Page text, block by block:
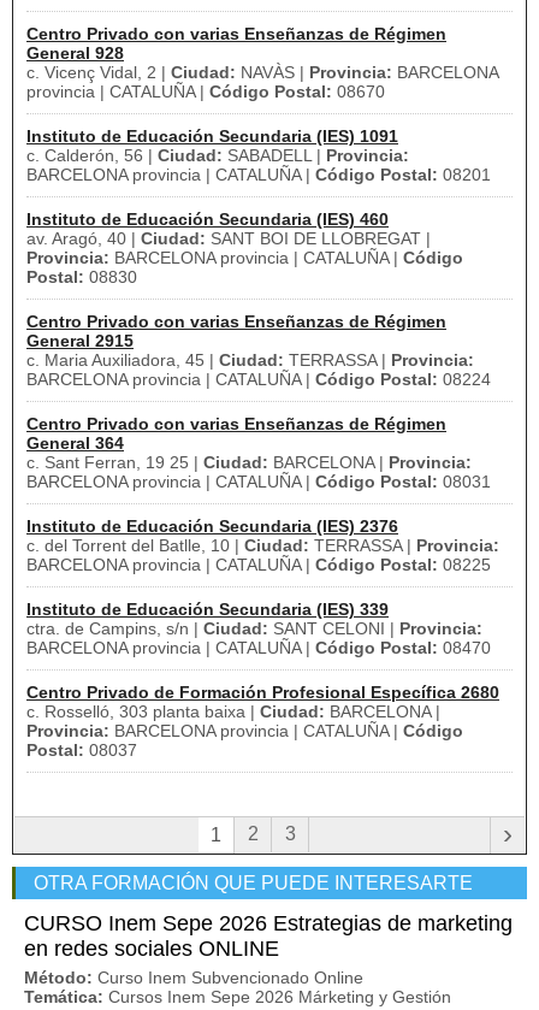
Centro Privado con varias Enseñanzas de Régimen
General 928
c. Vicenç Vidal, 2 | Ciudad: NAVÀS | Provincia: BARCELONA
provincia | CATALUÑA | Código Postal: 08670
Instituto de Educación Secundaria (IES) 1091
c. Calderón, 56 | Ciudad: SABADELL | Provincia:
BARCELONA provincia | CATALUÑA | Código Postal: 08201
Instituto de Educación Secundaria (IES) 460
av. Aragó, 40 | Ciudad: SANT BOI DE LLOBREGAT |
Provincia: BARCELONA provincia | CATALUÑA | Código
Postal: 08830
Centro Privado con varias Enseñanzas de Régimen
General 2915
c. Maria Auxiliadora, 45 | Ciudad: TERRASSA | Provincia:
BARCELONA provincia | CATALUÑA | Código Postal: 08224
Centro Privado con varias Enseñanzas de Régimen
General 364
c. Sant Ferran, 19 25 | Ciudad: BARCELONA | Provincia:
BARCELONA provincia | CATALUÑA | Código Postal: 08031
Instituto de Educación Secundaria (IES) 2376
c. del Torrent del Batlle, 10 | Ciudad: TERRASSA | Provincia:
BARCELONA provincia | CATALUÑA | Código Postal: 08225
Instituto de Educación Secundaria (IES) 339
ctra. de Campins, s/n | Ciudad: SANT CELONI | Provincia:
BARCELONA provincia | CATALUÑA | Código Postal: 08470
Centro Privado de Formación Profesional Específica 2680
c. Rosselló, 303 planta baixa | Ciudad: BARCELONA |
Provincia: BARCELONA provincia | CATALUÑA | Código
Postal: 08037
1 2 3 ›
OTRA FORMACIÓN QUE PUEDE INTERESARTE
CURSO Inem Sepe 2026 Estrategias de marketing
en redes sociales ONLINE
Método: Curso Inem Subvencionado Online
Temática: Cursos Inem Sepe 2026 Márketing y Gestión